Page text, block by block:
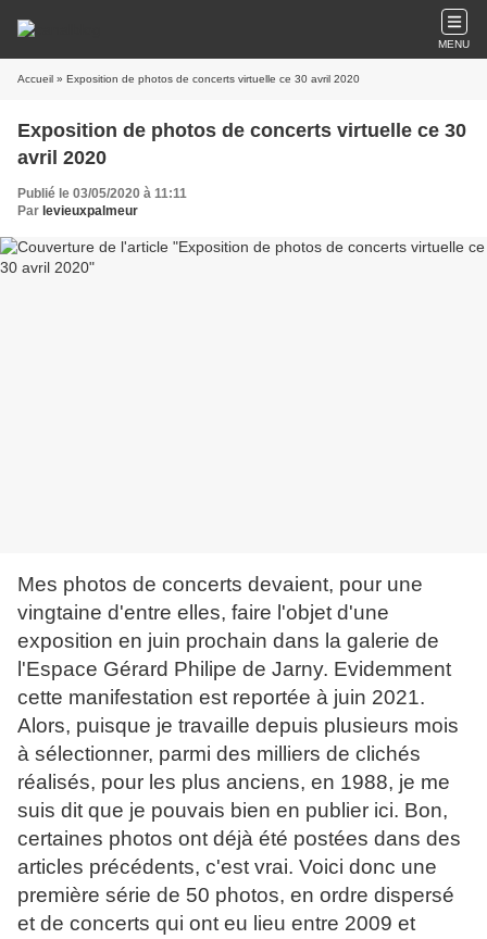
MENU
Accueil » Exposition de photos de concerts virtuelle ce 30 avril 2020
Exposition de photos de concerts virtuelle ce 30
avril 2020
Publié le 03/05/2020 à 11:11
Par levieuxpalmeur
Mes photos de concerts devaient, pour une
vingtaine d'entre elles, faire l'objet d'une
exposition en juin prochain dans la galerie de
l'Espace Gérard Philipe de Jarny. Evidemment
cette manifestation est reportée à juin 2021.
Alors, puisque je travaille depuis plusieurs mois
à sélectionner, parmi des milliers de clichés
réalisés, pour les plus anciens, en 1988, je me
suis dit que je pouvais bien en publier ici. Bon,
certaines photos ont déjà été postées dans des
articles précédents, c'est vrai. Voici donc une
première série de 50 photos, en ordre dispersé
et de concerts qui ont eu lieu entre 2009 et